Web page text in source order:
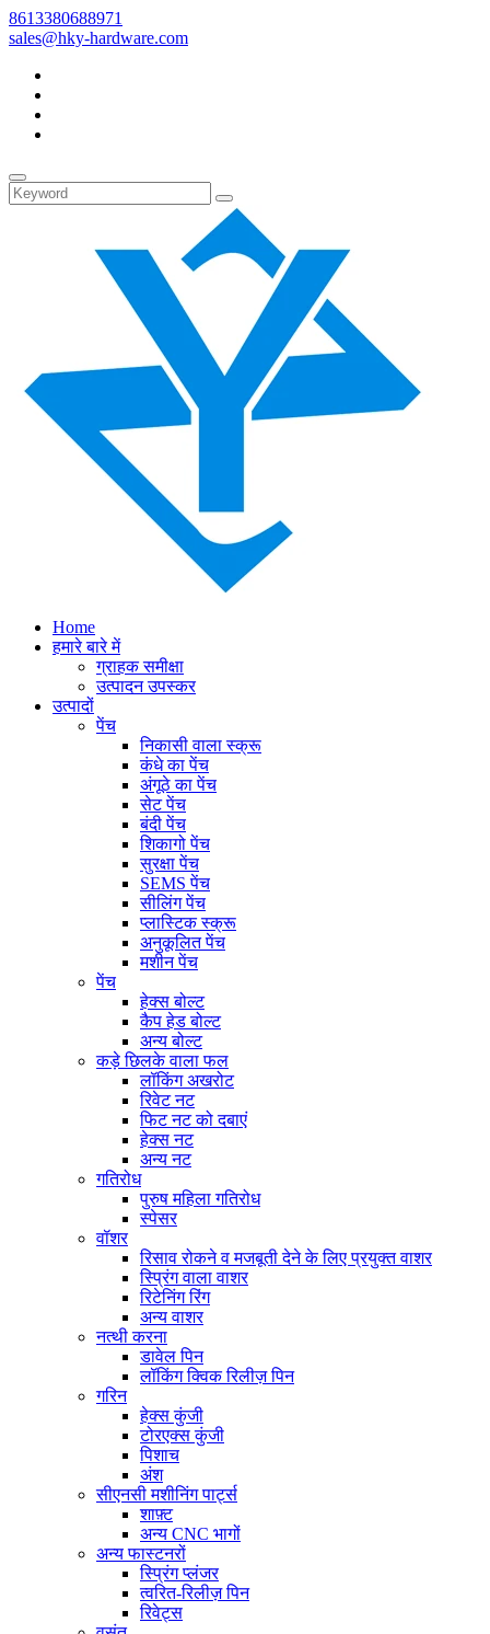
8613380688971
sales@hky-hardware.com
Home
हमारे बारे में
ग्राहक समीक्षा
उत्पादन उपस्कर
उत्पादों
पेंच
निकासी वाला स्क्रू
कंधे का पेंच
अंगूठे का पेंच
सेट पेंच
बंदी पेंच
शिकागो पेंच
सुरक्षा पेंच
SEMS पेंच
सीलिंग पेंच
प्लास्टिक स्क्रू
अनुकूलित पेंच
मशीन पेंच
पेंच
हेक्स बोल्ट
कैप हेड बोल्ट
अन्य बोल्ट
कड़े छिलके वाला फल
लॉकिंग अखरोट
रिवेट नट
फिट नट को दबाएं
हेक्स नट
अन्य नट
गतिरोध
पुरुष महिला गतिरोध
स्पेसर
वॉशर
रिसाव रोकने व मजबूती देने के लिए प्रयुक्त वाशर
स्प्रिंग वाला वाशर
रिटेनिंग रिंग
अन्य वाशर
नत्थी करना
डावेल पिन
लॉकिंग क्विक रिलीज़ पिन
गरिन
हेक्स कुंजी
टोरएक्स कुंजी
पिशाच
अंश
सीएनसी मशीनिंग पार्ट्स
शाफ़्ट
अन्य CNC भागों
अन्य फास्टनरों
स्प्रिंग प्लंजर
त्वरित-रिलीज़ पिन
रिवेट्स